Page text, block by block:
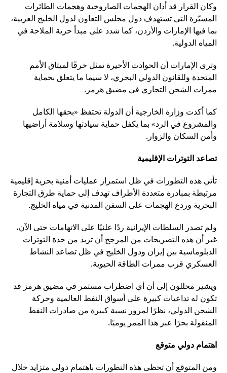
وكان القرار قد أدان الهجمات الصاروخية وهجمات الطائرات
المسيّرة التي تستهدف دول مجلس التعاون لدول الخليج العربية،
بما فيها الإمارات والأردن، كما شدد على مبدأ حرية الملاحة في
المياه الدولية.
وترى الإمارات أن الحوادث الأخيرة تمثل خرقًا لميثاق الأمم
المتحدة وللقانون الدولي البحري، لا سيما ما يتعلق بحماية
ممرات الشحن التجاري في مضيق هرمز.
كما أكدت وزارة الخارجية أن الدولة تحتفظ «بحقها الكامل
والمشروع في الرد» بما يكفل حماية سيادتها وسلامة أراضيها
وأمن السكان والزوار.
تصاعد التوترات الإقليمية
تأتي هذه التطورات في ظل استمرار عمليات أمنية بحرية إقليمية
مرتبطة بمبادرة متعددة الأطراف تهدف إلى حماية طرق التجارة
البحرية وردع الهجمات على السفن المدنية في مياه الخليج.
ولم تصدر السلطات الإيرانية ردًا علنيًا على الاتهامات حتى الآن،
غير أن هذه التصريحات من المرجح أن تزيد من حدة التوترات
الدبلوماسية بين إيران ودول الخليج في ظل تصاعد النشاط
العسكري قرب ممرات الطاقة الحيوية.
ويشير محللون إلى أن أي اضطراب مستمر في مضيق هرمز قد
تكون له تداعيات كبيرة على أسواق النفط العالمية وحركة
الشحن الدولي، نظرًا لمرور نسبة كبيرة من صادرات النفط
المنقولة بحرًا عبر هذا الممر يوميًا.
اهتمام دولي متوقع
ومن المتوقع أن تحظى هذه التطورات باهتمام دولي متزايد خلال